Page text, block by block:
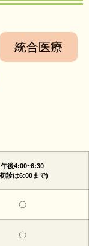
統合医療
午後4:00~6:30
診は6:00まで)
〇
〇